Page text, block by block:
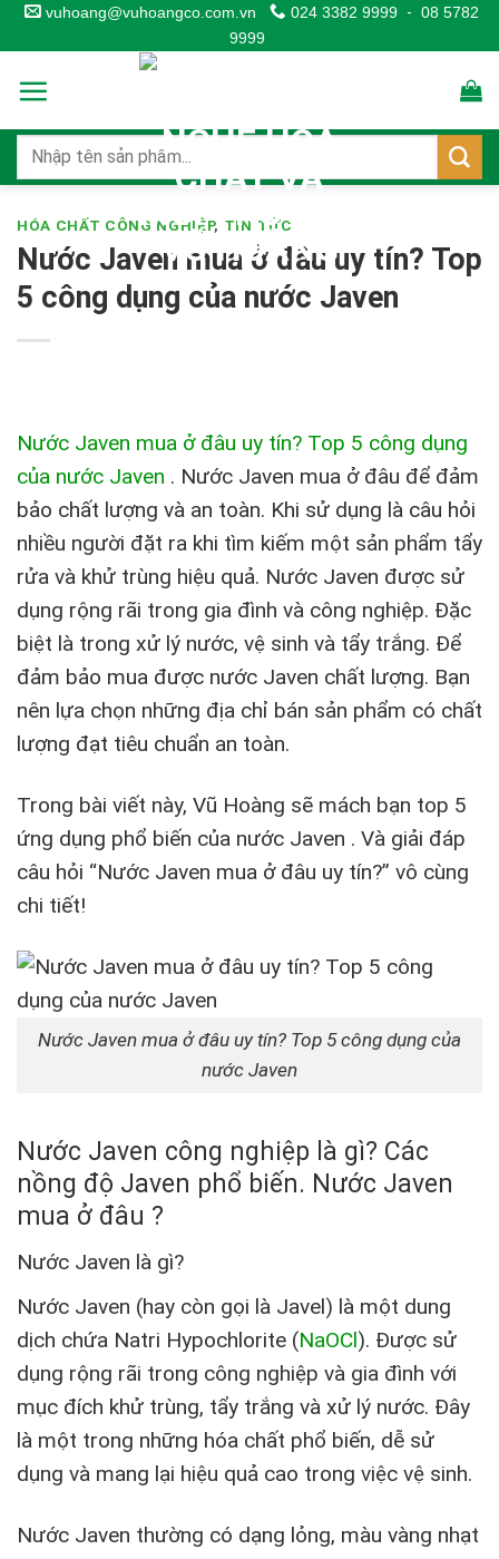
Skip
to
content
vuhoang@vuhoangco.com.vn 024 3382 9999 - 08 5782
9999
HÓA CHẤT CÔNG NGHIỆP, TIN TỨC
Nước Javen mua ở đâu uy tín? Top
5 công dụng của nước Javen
Nước Javen mua ở đâu uy tín? Top 5 công dụng
của nước Javen . Nước Javen mua ở đâu để đảm
bảo chất lượng và an toàn. Khi sử dụng là câu hỏi
nhiều người đặt ra khi tìm kiếm một sản phẩm tẩy
rửa và khử trùng hiệu quả. Nước Javen được sử
dụng rộng rãi trong gia đình và công nghiệp. Đặc
biệt là trong xử lý nước, vệ sinh và tẩy trắng. Để
đảm bảo mua được nước Javen chất lượng. Bạn
nên lựa chọn những địa chỉ bán sản phẩm có chất
lượng đạt tiêu chuẩn an toàn.
Trong bài viết này, Vũ Hoàng sẽ mách bạn top 5
ứng dụng phổ biến của nước Javen . Và giải đáp
câu hỏi “Nước Javen mua ở đâu uy tín?” vô cùng
chi tiết!
Nước Javen mua ở đâu uy tín? Top 5 công dụng của
nước Javen
Nước Javen công nghiệp là gì? Các
nồng độ Javen phổ biến. Nước Javen
mua ở đâu ?
Nước Javen là gì?
Nước Javen (hay còn gọi là Javel) là một dung
dịch chứa Natri Hypochlorite (NaOCl). Được sử
dụng rộng rãi trong công nghiệp và gia đình với
mục đích khử trùng, tẩy trắng và xử lý nước. Đây
là một trong những hóa chất phổ biến, dễ sử
dụng và mang lại hiệu quả cao trong việc vệ sinh.
Nước Javen thường có dạng lỏng, màu vàng nhạt